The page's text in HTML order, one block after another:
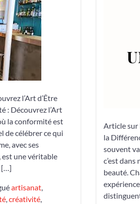
l’Art d’Être
: Découvrez l’Art
la conformité est
de célébrer ce qui
avec ses
est une véritable
[…]
artisanat,
,créativité,
Article sur
la
souvent
c’est
beauté.